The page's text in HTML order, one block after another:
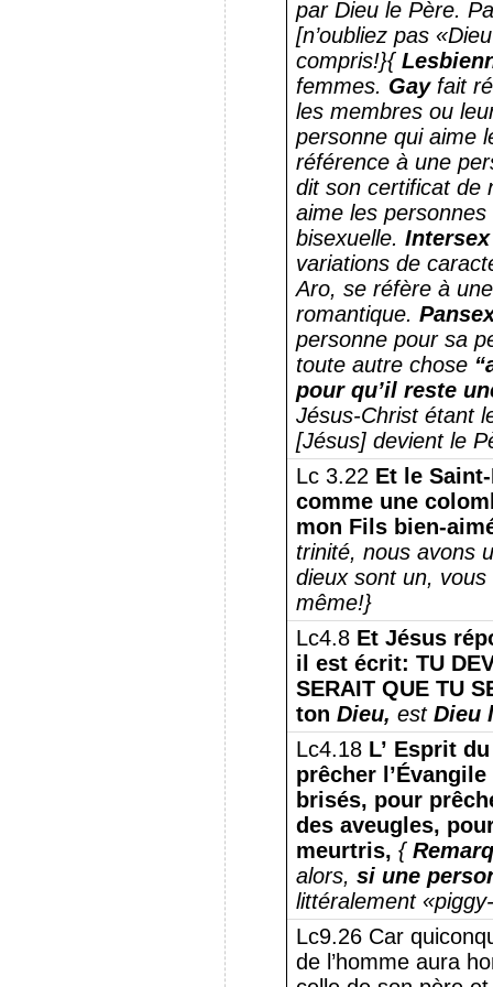
par Dieu le Père.
[n’oubliez pas
compris!}{
femmes. Gay fait
les membres ou
personne qui aime
référence à une
dit son certificat de
aime les
bisexuelle. Intersex
variations de
Aro, se réfère à
romantique.
personne pour sa
toute autre chose
pour qu’il reste
Jésus-Christ étant
[Jésus] devient le
Lc 3.22 Et le
comme une
mon Fils bien-
trinité, nous avons
dieux sont un, vous
même!}
Lc4.8 Et Jésus
il est écrit: TU
SERAIT QUE TU
ton Dieu, est Dieu
Lc4.18 L’ Esprit
prêcher
brisés, pour
des aveugles,
meurtris, {
alors, si une
littéralement
Lc9.26 Car
de l’homme aura